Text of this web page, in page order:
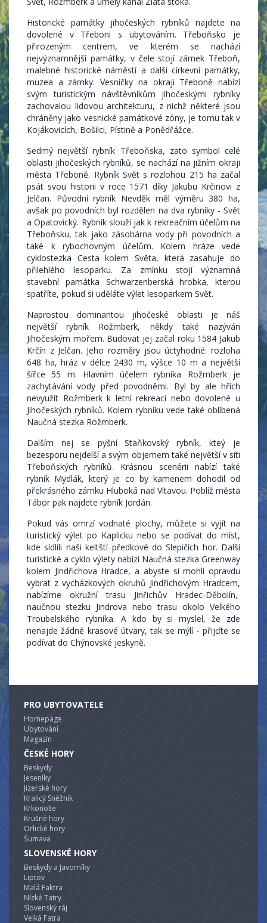
Historické památky jihočeských rybníků najdete na
dovolené v Třeboni s ubytováním. Třeboňsko je
přirozeným centrem, ve kterém se nachází
nejvýznamnější památky, v čele stojí zámek Třeboň,
malebné historické náměstí a další církevní památky,
muzea a zámky. Vesničky na okraji Třeboně nabízí
svým turistickým návštěvníkům jihočeskými rybníky
zachovalou lidovou architekturu, z nichž některé jsou
chráněny jako vesnické památkové zóny, je tomu tak v
Kojákovicích, Bošilci, Pístině a Ponědřážce.
Sedmý největší rybník Třeboňska, zato symbol celé
oblasti jihočeských rybníků, se nachází na jižním okraji
města Třeboně. Rybník Svět s rozlohou 215 ha začal
psát svou historii v roce 1571 díky Jakubu Krčinovi z
Jelčan. Původní rybník Nevděk měl výměru 380 ha,
avšak po povodních byl rozdělen na dva rybníky - Svět
a Opatovický. Rybník slouží jak k rekreačním účelům na
Třeboňsku, tak jako zásobárna vody při povodních a
také k rybochovným účelům. Kolem hráze vede
cyklostezka Cesta kolem Světa, která zasahuje do
přilehlého lesoparku. Za zmínku stojí významná
stavební památka Schwarzenberská hrobka, kterou
spatříte, pokud si uděláte výlet lesoparkem Svět.
Naprostou dominantou jihočeské oblasti je náš
největší rybník Rožmberk, někdy také nazýván
Jihočeským mořem. Budovat jej začal roku 1584 Jakub
Krčín z Jelčan. Jeho rozměry jsou úctyhodné: rozloha
648 ha, hráz v délce 2430 m, výšce 10 m a největší
šířce 55 m. Hlavním účelem rybníka Rožmberk je
zachytávání vody před povodněmi. Byl by ale hřích
nevyužít Rožmberk k letní rekreaci nebo dovolené u
Jihočeských rybníků. Kolem rybníku vede také oblíbená
Naučná stezka Rožmberk.
Dalším nej se pyšní Staňkovský rybník, kteý je
bezesporu nejdelší a svým objemem také největší v síti
Třeboňských rybníků. Krásnou scenérii nabízí také
rybník Mydlák, který je co by kamenem dohodil od
překrásného zámku Hluboká nad Vltavou. Poblíž města
Tábor pak najdete rybník Jordán.
Pokud vás omrzí vodnaté plochy, můžete si vyjít na
turistický výlet po Kaplicku nebo se podívat do míst,
kde sídlili naši keltští předkové do Slepičích hor. Další
turistické a cyklo výlety nabízí Naučná stezka Greenway
kolem Jindřichova Hradce, a abyste si mohli opravdu
vybrat z vycházkových okruhů Jindřichovým Hradcem,
nabízíme okružní trasu Jinřichův Hradec-Děbolín,
naučnou stezku Jindrova nebo trasu okolo Velkého
Troubelského rybníka. A kdo by si myslel, že zde
nenajde žádné krasové útvary, tak se mýlí - přijďte se
podívat do Chýnovské jeskyně.
PRO UBYTOVATELE
Homepage
Ubytování
Magazín
ČESKÉ HORY
Beskydy
Jeseníky
Jizerské hory
Kralicý Sněžník
Krkonoše
Krušné hory
Orlické hory
Šumava
SLOVENSKÉ HORY
Beskydy a Javorníky
Liptov
Malá Faktra
Nízké Tatry
Slovenský ráj
Velká Fatra